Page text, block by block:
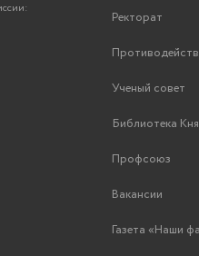
Ректорат
Ученый совет
Библиотека
Профсоюз
Вакансии
Газета «Наши